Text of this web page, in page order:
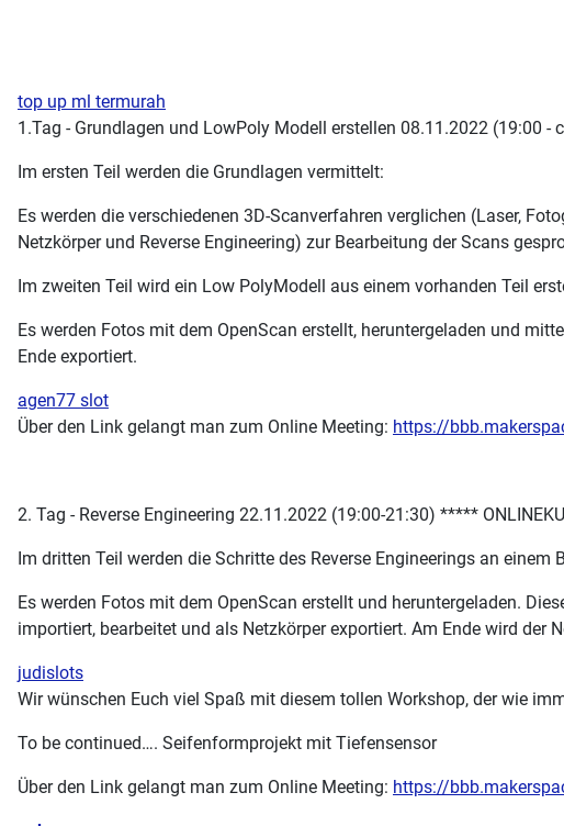
top up ml termurah
1.Tag - Grundlagen und LowPoly Modell erstellen 08.11.2022 (19:00 -
Im ersten Teil werden die Grundlagen vermittelt:
Es werden die verschiedenen 3D-Scanverfahren verglichen (Laser,
Netzkörper und Reverse Engineering) zur Bearbeitung der Scans
Im zweiten Teil wird ein Low PolyModell aus einem vorhanden Teil
Es werden Fotos mit dem OpenScan erstellt, heruntergeladen und
Ende exportiert.
agen77 slot
Über den Link gelangt man zum Online Meeting: https://
2. Tag - Reverse Engineering 22.11.2022 (19:00-21:30) *****
Im dritten Teil werden die Schritte des Reverse Engineerings an
Es werden Fotos mit dem OpenScan erstellt und heruntergeladen.
importiert, bearbeitet und als Netzkörper exportiert. Am Ende wird der
judislots
Wir wünschen Euch viel Spaß mit diesem tollen Workshop, der wie
To be continued…. Seifenformprojekt mit Tiefensensor
Über den Link gelangt man zum Online Meeting: https://